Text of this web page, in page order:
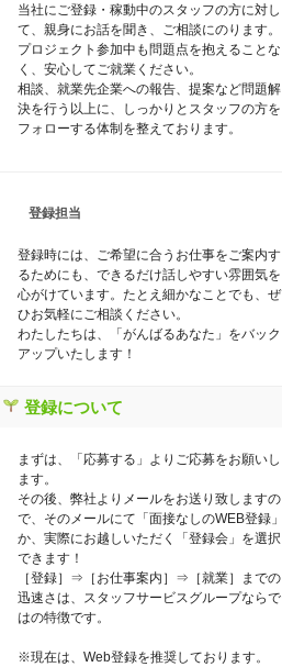
当社にご登録・稼動中のスタッフの方に対し
て、親身にお話を聞き、ご相談にのります。
プロジェクト参加中も問題点を抱えることな
く、安心してご就業ください。
相談、就業先企業への報告、提案など問題解
決を行う以上に、しっかりとスタッフの方を
フォローする体制を整えております。
登録担当
登録時には、ご希望に合うお仕事をご案内す
るためにも、できるだけ話しやすい雰囲気を
心がけています。たとえ細かなことでも、ぜ
ひお気軽にご相談ください。
わたしたちは、「がんばるあなた」をバック
アップいたします！
登録について
まずは、「応募する」よりご応募をお願いし
ます。
その後、弊社よりメールをお送り致しますの
で、そのメールにて「面接なしのWEB登録」
か、実際にお越しいただく「登録会」を選択
できます！
［登録］⇒［お仕事案内］⇒［就業］までの
迅速さは、スタッフサービスグループならで
はの特徴です。
※現在は、Web登録を推奨しております。